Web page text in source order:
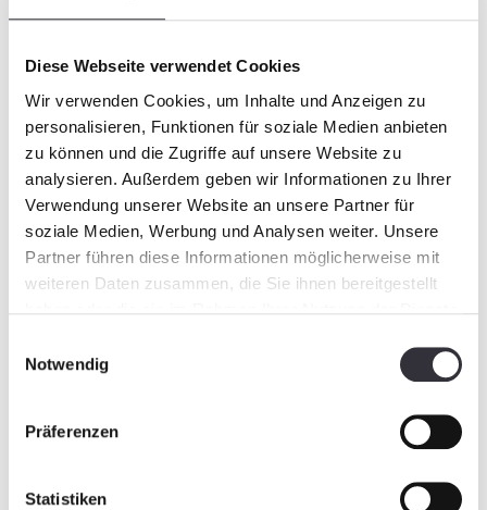
Diese Webseite verwendet Cookies
Wir verwenden Cookies, um Inhalte und Anzeigen zu
personalisieren, Funktionen für soziale Medien anbieten
zu können und die Zugriffe auf unsere Website zu
analysieren. Außerdem geben wir Informationen zu Ihrer
Verwendung unserer Website an unsere Partner für
soziale Medien, Werbung und Analysen weiter. Unsere
Partner führen diese Informationen möglicherweise mit
weiteren Daten zusammen, die Sie ihnen bereitgestellt
Notwendig
Präferenzen
Statistiken